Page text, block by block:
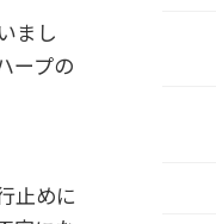
まし
ープの
止めに